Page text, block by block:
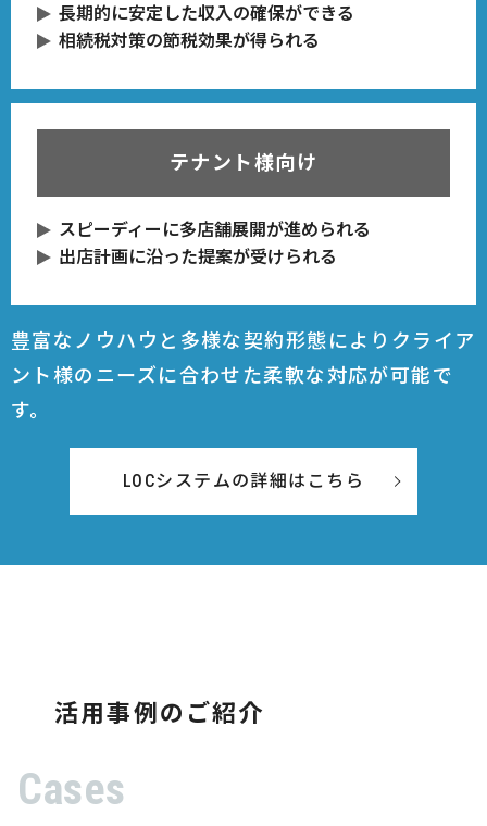
長期的に安定した収入の確保ができる
相続税対策の節税効果が得られる
テナント様向け
スピーディーに多店舗展開が進められる
出店計画に沿った提案が受けられる
豊富なノウハウと多様な契約形態によりクライア
ント様のニーズに合わせた柔軟な対応が可能で
す。
LOCシステムの詳細はこちら
活用事例のご紹介
Cases